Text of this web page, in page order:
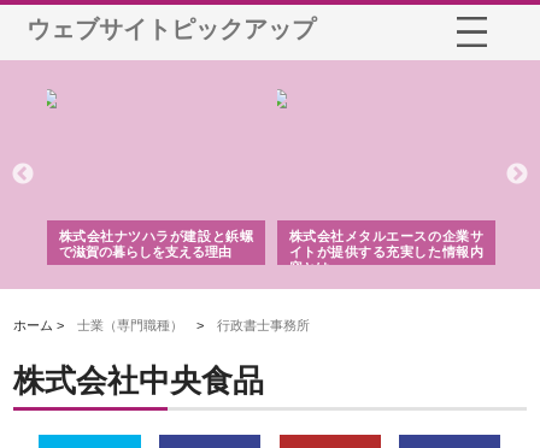
ウェブサイトピックアップ
株式会社ナツハラが建設と鋲螺
で滋賀の暮らしを支える理由
株式会社メタルエースの企業サ
イトが提供する充実した情報内
容とは
ホーム >士業（専門職種） >行政書士事務所
株式会社中央食品